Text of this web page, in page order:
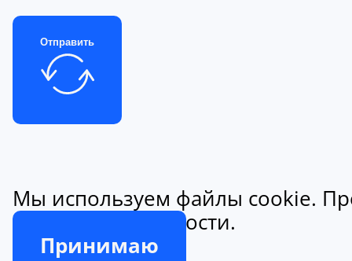
Отправить
Мы используем файлы cookie.
конфиденциальности.
Принимаю